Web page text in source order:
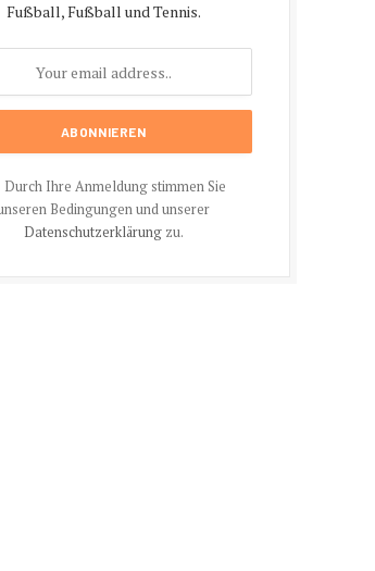
Fußball, Fußball und Tennis.
Durch Ihre Anmeldung stimmen Sie
Bedingungen und unserer
Datenschutzerklärungzu.